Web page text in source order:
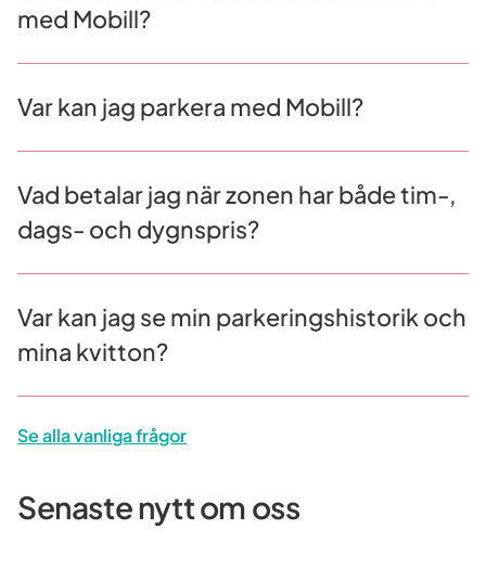
med Mobill?
Var kan jag parkera med Mobill?
Vad betalar jag när zonen har både tim-,
dags- och dygnspris?
Var kan jag se min parkeringshistorik och
mina kvitton?
Se alla vanliga frågor
Senaste nytt om oss
Från och med 1:e juli kan du använda Mobill för
Läs mer